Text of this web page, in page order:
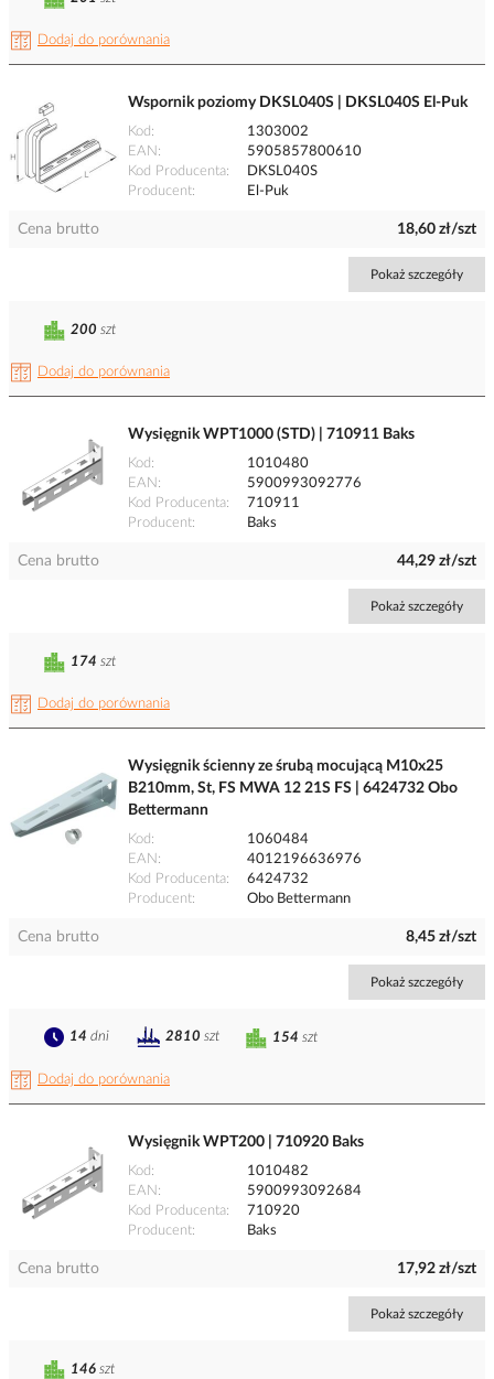
Dodaj do porównania
Wspornik poziomy DKSL040S | DKSL040S El-Puk
Kod
1303002
EAN
5905857800610
Kod Producenta
DKSL040S
Producent
El-Puk
Cena brutto 18,60 zł/szt
Pokaż szczegóły
Dodaj do porównania
200 szt
Wysięgnik WPT1000 (STD) | 710911 Baks
Kod
1010480
EAN
5900993092776
Kod Producenta
710911
Producent
Baks
Cena brutto 44,29 zł/szt
Pokaż szczegóły
Dodaj do porównania
174 szt
Wysięgnik ścienny ze śrubą mocującą M10x25
B210mm, St, FS MWA 12 21S FS | 6424732 Obo
Bettermann
Kod
1060484
EAN
4012196636976
Kod Producenta
6424732
Producent
Obo Bettermann
Cena brutto 8,45 zł/szt
Pokaż szczegóły
Dodaj do porównania
154 szt
14 dni 2810 szt
Wysięgnik WPT200 | 710920 Baks
Kod
1010482
EAN
5900993092684
Kod Producenta
710920
Producent
Baks
Cena brutto 17,92 zł/szt
Pokaż szczegóły
146 szt